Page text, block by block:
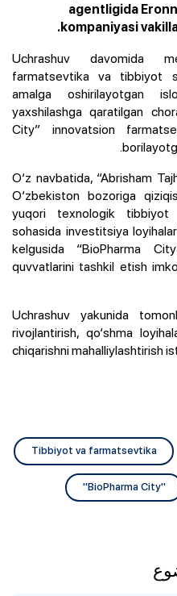
agentligida
kompaniyasi
Uchrashuv davomida
farmatsevtika va tibbiyot
amalga oshirilayotgan
yaxshilashga qaratilgan
City” innovatsion
O‘z navbatida, “Abrisham
O‘zbekiston bozoriga
yuqori texnologik tibbiyot
sohasida investitsiya
kelgusida “BioPharma
quvvatlarini tashkil etish
Uchrashuv yakunida
rivojlantirish, qo‘shma
chiqarishni mahalliylashtirish
Tibbiyot va farmatsevtika
"BioPharma City"